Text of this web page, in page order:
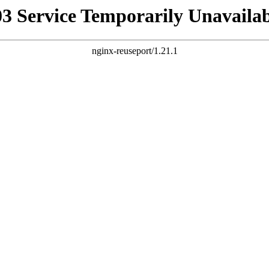
Service Temporarily
nginx-reuseport/1.21.1